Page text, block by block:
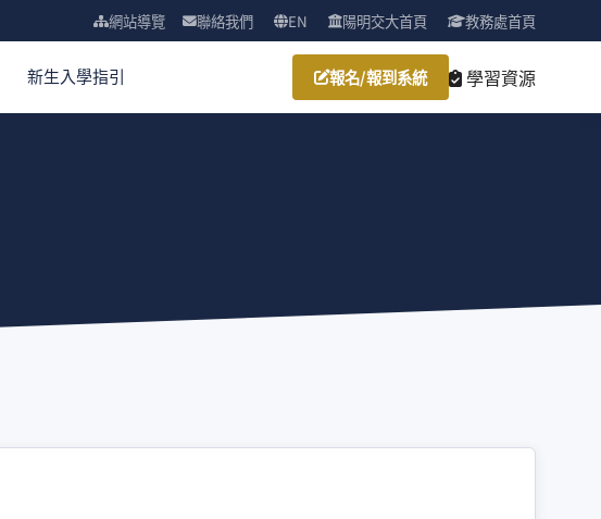
網站導覽 聯絡我們 EN 陽明交大首頁 教務處首頁
新生入學指引
（另開視窗） 報名/報到系統 學習資源